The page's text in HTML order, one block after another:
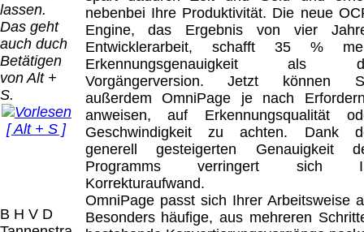
lassen.
Das geht
auch duch
Betätigen
von Alt +
S.
[ Alt + S ]
B H V D
nebenbei Ihre Produktivität. Die neue
Engine, das Ergebnis von vier
Entwicklerarbeit, schafft 35 %
Erkennungsgenauigkeit als
Vorgängerversion. Jetzt können
außerdem OmniPage je nach
anweisen, auf Erkennungsqualität
Geschwindigkeit zu achten. Dank
generell gesteigerten Genauigkeit
Programms verringert sich
Korrekturaufwand.
OmniPage passt sich Ihrer Arbeitsweise
Besonders häufige, aus mehreren
Schweiz)
PayPal: 20.00
€
Der Versand erfolgt
als versichertes
Paket.
Selbstabholung
vom Büro oder
von
Ausstellungen:
0.00 €
0.00 €
Bei dieser
Versandart
erhalten Sie per
Email z.B. einen
Lizenzschlüssel
und die
Rechnung /
Lieferschein. Sie
erhalten also
keinen
Datenträger.
2026
Wir
[ 10092